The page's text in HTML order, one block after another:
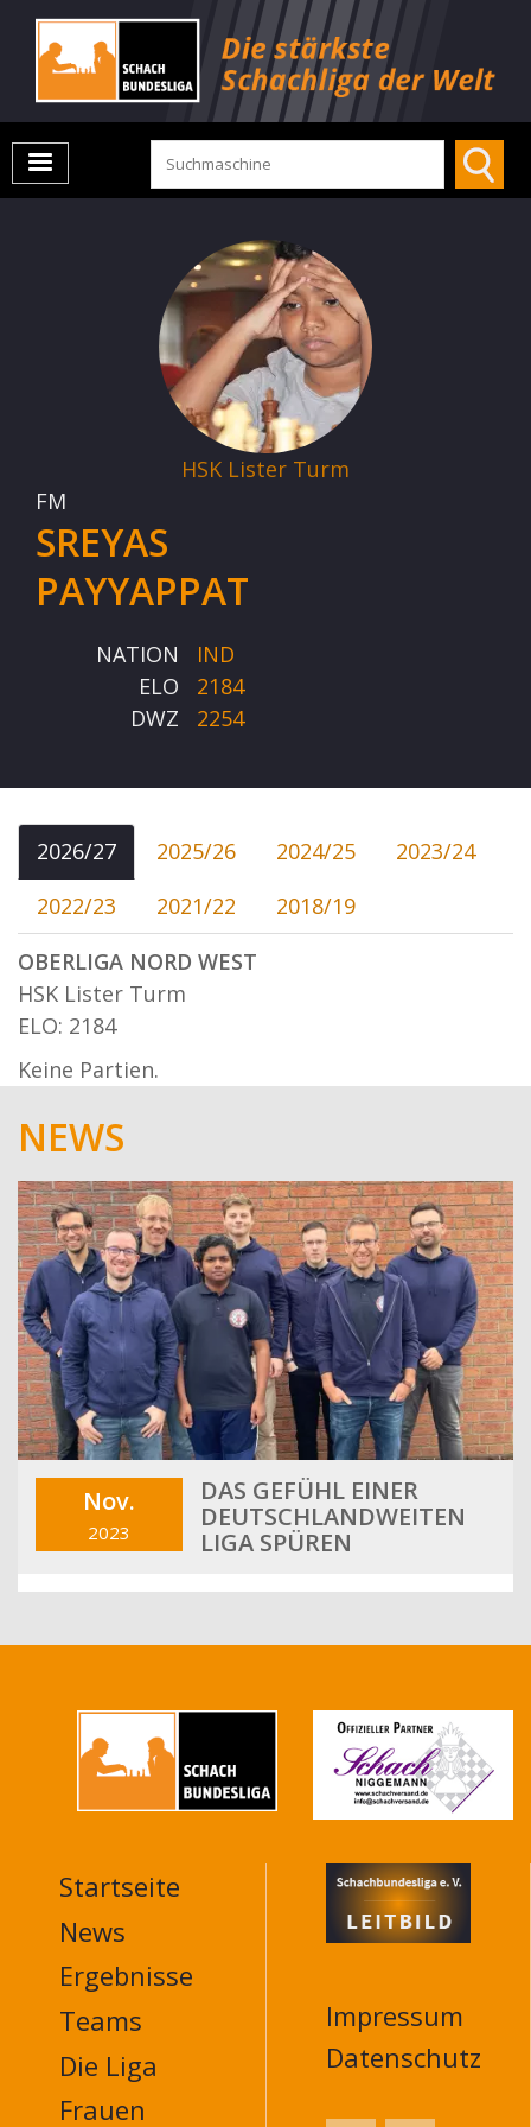
HSK Lister Turm
FM
SREYAS
PAYYAPPAT
NATION
IND
ELO
2184
DWZ
2254
2026/27 2025/26 2024/25
2023/24
2022/23
2021/22
2018/19
OBERLIGA NORD WEST
HSK Lister Turm
ELO: 2184
Keine Partien.
NEWS
Nov.
2023
DAS GEFÜHL EINER
DEUTSCHLANDWEITEN
LIGA SPÜREN
MAIN
NAVIGATION
FOOTER
Startseite
News
Ergebnisse
Teams
Die Liga
Frauen
Impressum
Datenschutz